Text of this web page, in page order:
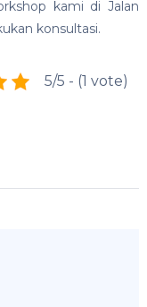
kami di Jalan
konsultasi.
5/5 - (1 vote)